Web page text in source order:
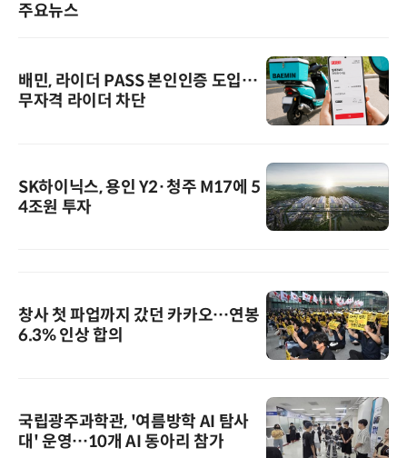
주요뉴스
배민, 라이더 PASS 본인인증 도입…
무자격 라이더 차단
SK하이닉스, 용인 Y2·청주 M17에 5
4조원 투자
창사 첫 파업까지 갔던 카카오…연봉
6.3% 인상 합의
국립광주과학관, '여름방학 AI 탐사
대' 운영…10개 AI 동아리 참가